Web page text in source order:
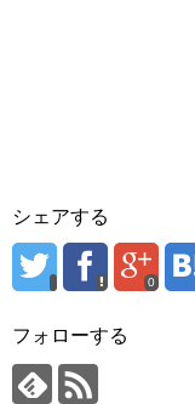
シェアする
0
フォローする